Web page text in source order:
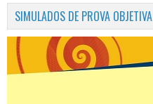
SIMULADOS DE PROVA OBJETIVA